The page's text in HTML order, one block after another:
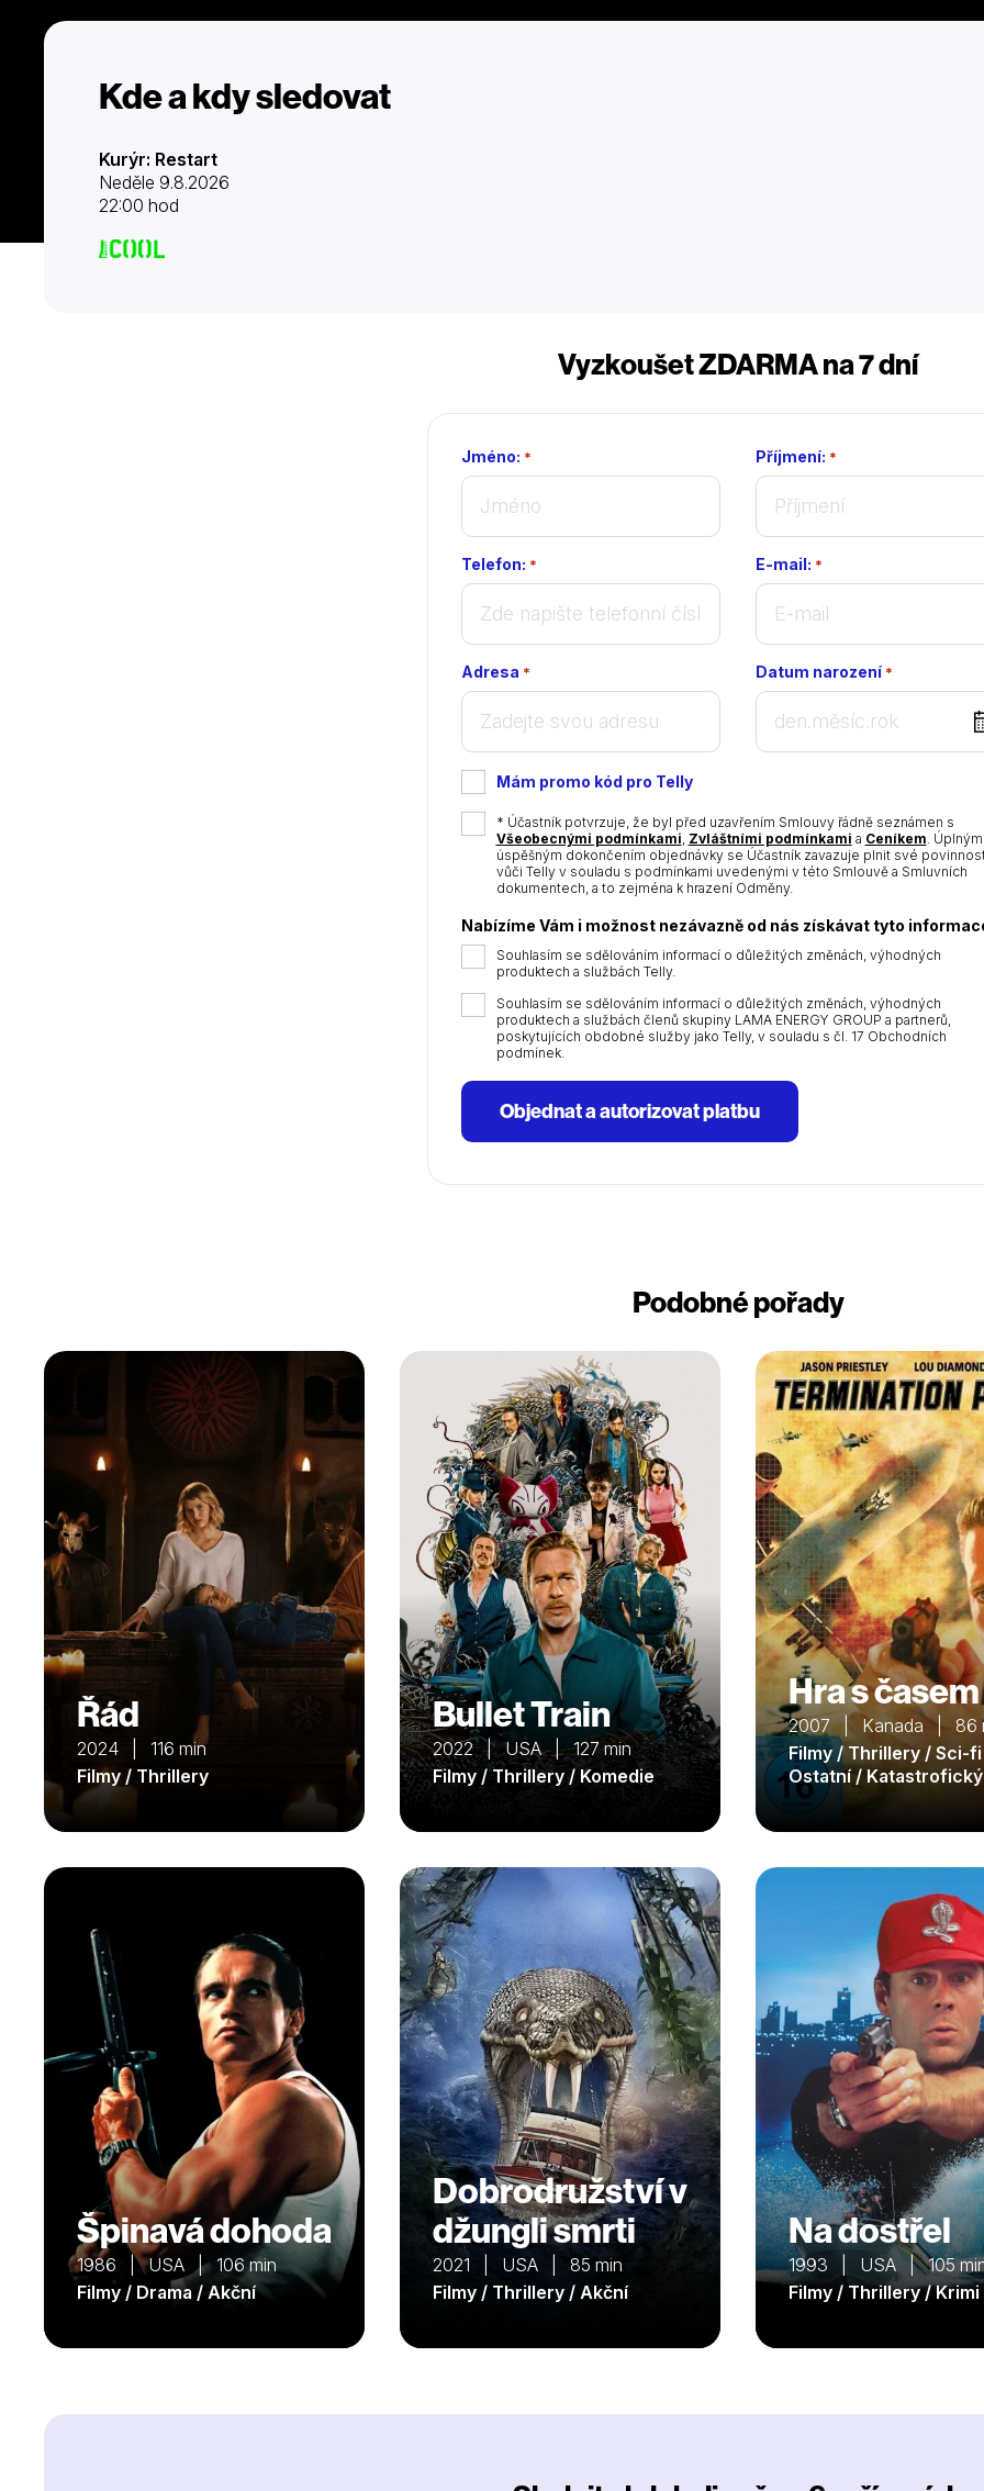
Kde a kdy sledovat
Kurýr: Restart
Neděle 9.8.2026
22:00 hod
Vyzkoušet ZDARMA na 7 dní
Jméno: * Příjmení: *
Telefon: * E-mail: *
Adresa * Datum narození *
DD
dot
YYYY
Mám promo kód pro Telly
* Účastník potvrzuje, že byl před uzavřením Smlouvy řádně seznámen s
Všeobecnými podmínkami, Zvláštními podmínkami a Ceníkem. Úplným
úspěšným dokončením objednávky se Účastník zavazuje plnit své
vůči Telly v souladu s podmínkami uvedenými v této Smlouvě a Smluvních
dokumentech, a to zejména k hrazení Odměny.
Nabízíme Vám i možnost nezávazně od nás získávat tyto
Souhlasím se sdělováním informací o důležitých změnách, výhodných
produktech a službách Telly.
Souhlasím se sdělováním informací o důležitých změnách, výhodných
produktech a službách členů skupiny LAMA ENERGY GROUP a partnerů,
poskytujících obdobné služby jako Telly, v souladu s čl. 17 Obchodních
podmínek.
Objednat a autorizovat platbu
Podobné pořady
Řád
2024 | 116 min
Filmy / Thrillery
Bullet Train
2022 | USA | 127 min
Filmy / Thrillery / Komedie
Hra s časem
2007 | Kanada | 86
Filmy / Thrillery / Sci-
Ostatní / Katastrofický
Špinavá dohoda
1986 | USA | 106 min
Filmy / Drama / Akční
Dobrodružství v
džungli smrti
2021 | USA | 85 min
Filmy / Thrillery / Akční
Na dostřel
1993 | USA | 105
Filmy / Thrillery /